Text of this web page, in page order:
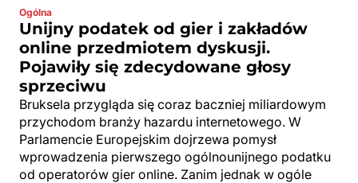
Ogólna
Unijny podatek od gier i zakładów
online przedmiotem dyskusji.
Pojawiły się zdecydowane głosy
sprzeciwu
Bruksela przygląda się coraz baczniej miliardowym
przychodom branży hazardu internetowego. W
Parlamencie Europejskim dojrzewa pomysł
wprowadzenia pierwszego ogólnounijnego podatku
od operatorów gier online. Zanim jednak w ogóle